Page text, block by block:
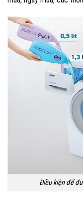
Điều kiện để